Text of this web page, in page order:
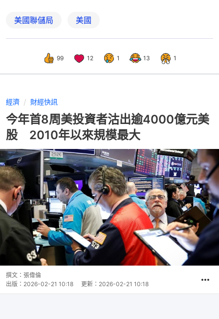
美國聯儲局 美國
99 12 1 13 1
經濟 財經快訊
今年首8周美投資者沽出逾4000億元美
股 2010年以來規模最大
撰文： 張偉倫
出版： 2026-02-21 10:18 更新： 2026-02-21 10:18